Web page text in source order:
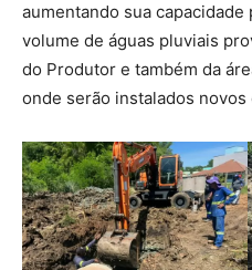
aumentando sua
volume de águas pluviais
do Produtor e também da
onde serão instalados